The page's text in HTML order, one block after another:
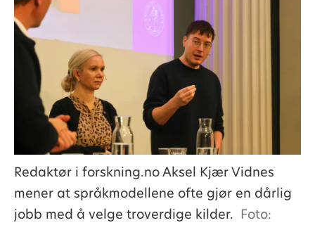
Redaktør i forskning.no Aksel Kjær Vidnes
mener at språkmodellene ofte gjør en dårlig
jobb med å velge troverdige kilder. Foto: